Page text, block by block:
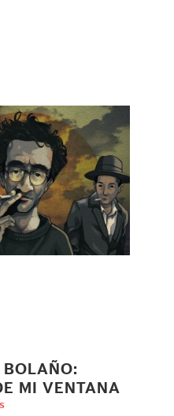
BOLAÑO:
MI VENTANA